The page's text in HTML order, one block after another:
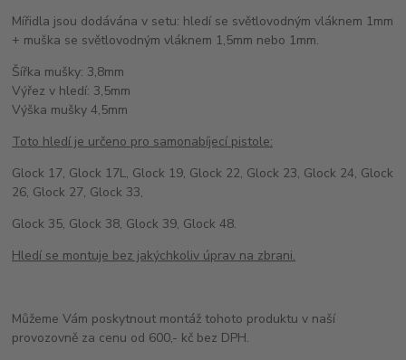
Mířidla jsou dodávána v setu: hledí se světlovodným vláknem 1mm
+ muška se světlovodným vláknem 1,5mm nebo 1mm.
Šířka mušky: 3,8mm
Výřez v hledí: 3,5mm
Výška mušky 4,5mm
Toto hledí je určeno pro samonabíjecí pistole:
Glock 17, Glock 17L, Glock 19, Glock 22, Glock 23, Glock 24, Glock
26, Glock 27, Glock 33,
Glock 35, Glock 38, Glock 39, Glock 48.
Hledí se montuje bez jakýchkoliv úprav na zbrani.
Můžeme Vám poskytnout montáž tohoto produktu v naší
provozovně za cenu od 600,- kč bez DPH.